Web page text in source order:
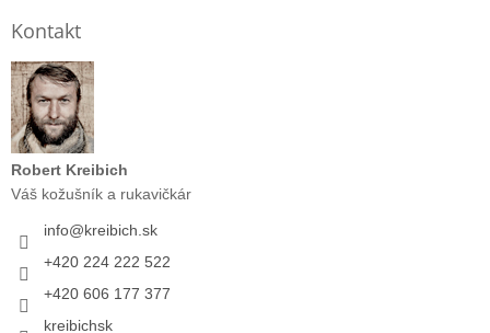
Kontakt
Robert Kreibich
Váš kožušník a rukavičkár
info@kreibich.sk
+420 224 222 522
+420 606 177 377
kreibichsk